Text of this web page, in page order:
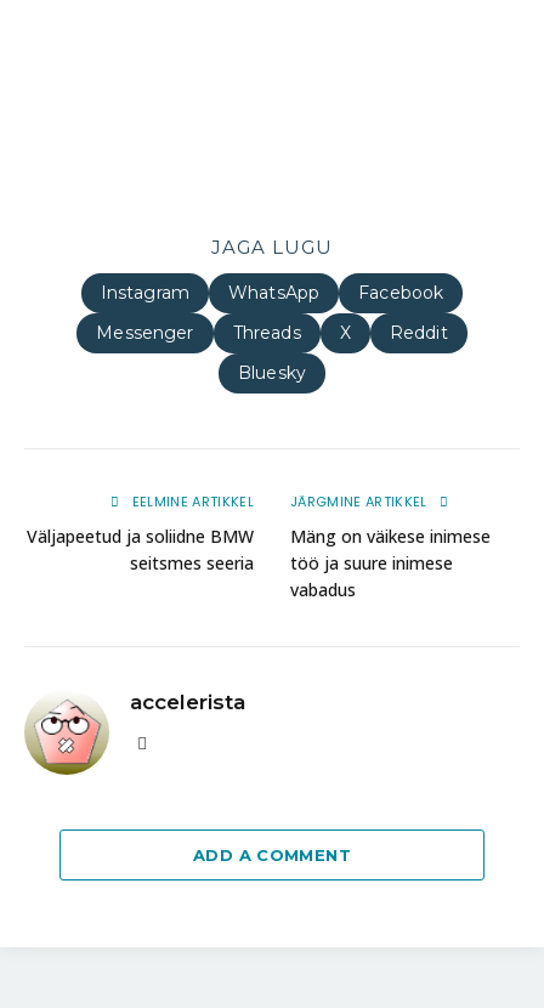
JAGA LUGU
Instagram WhatsApp
Facebook
Messenger
Threads X
Reddit
Bluesky
EELMINE ARTIKKEL
Väljapeetud ja soliidne BMW
seitsmes seeria
JÄRGMINE ARTIKKEL
Mäng on väikese inimese
töö ja suure inimese
vabadus
accelerista
ADD A COMMENT